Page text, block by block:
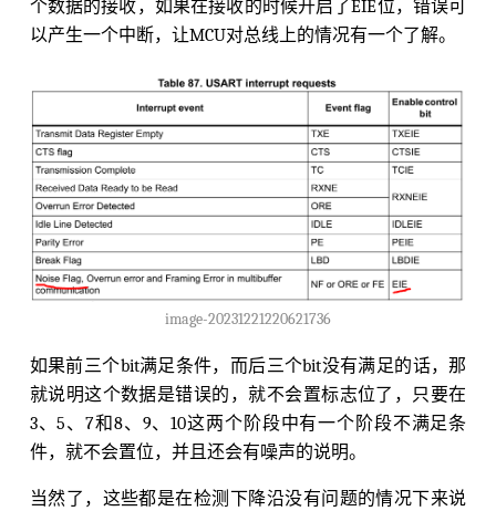
个数据的接收，如果在接收的时候开启了EIE位，错误可
以产生一个中断，让MCU对总线上的情况有一个了解。
image-20231221220621736
如果前三个bit满足条件，而后三个bit没有满足的话，那
就说明这个数据是错误的，就不会置标志位了，只要在
3、5、7和8、9、10这两个阶段中有一个阶段不满足条
件，就不会置位，并且还会有噪声的说明。
当然了，这些都是在检测下降沿没有问题的情况下来说